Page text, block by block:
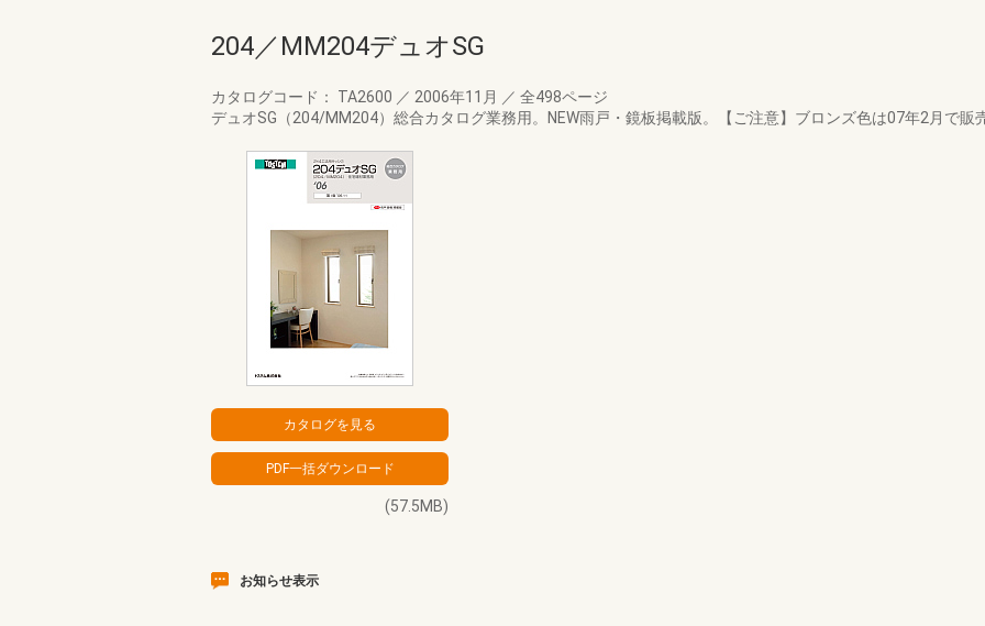
204／MM204デュオSG
カタログコード： TA2600 ／ 2006年11月 ／ 全498ページ
デュオSG（204/MM204）総合カタログ業務用。NEW雨戸・鏡板掲載版。【ご注意】ブロンズ色は07年2月で販
(57.5MB)
お知らせ表示